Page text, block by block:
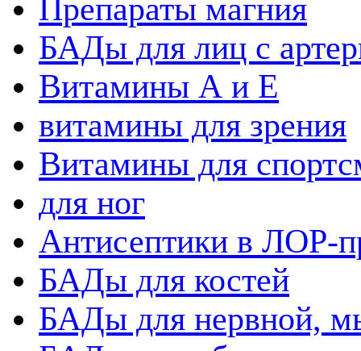
Препараты магния
БАДы для лиц с
Витамины А и Е
витамины для зрения
Витамины для
для ног
Антисептики в ЛОР-
БАДы для костей
БАДы для нервной,